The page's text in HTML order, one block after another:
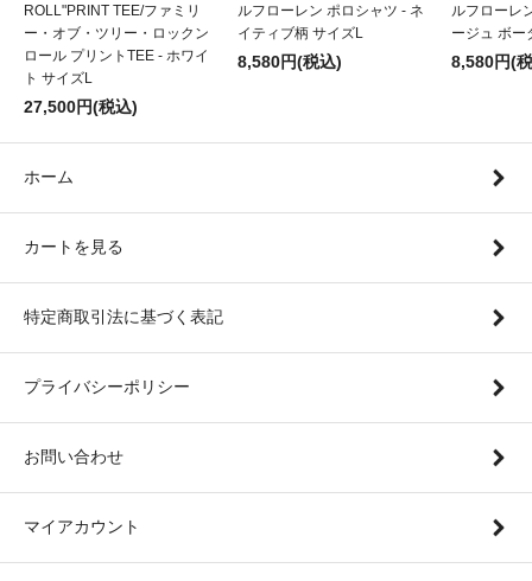
ROLL"PRINT TEE/ファミリ
ー・オブ・ツリー・ロックン
ロール プリントTEE - ホワイ
ト サイズL
27,500円(税込)
ルフローレン ポロシャツ - ネ
イティブ柄 サイズL
8,580円(税込)
ルフローレ
ージュ ボー
8,580円(
ホーム
カートを見る
特定商取引法に基づく表記
プライバシーポリシー
お問い合わせ
マイアカウント